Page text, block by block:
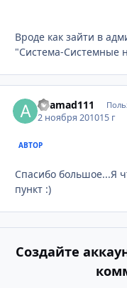
Вроде как зайти в
"Система-Системные
ahamad111
2 ноября 201015 г
АВТОР
Спасибо большое...Я
пункт :)
Создайте